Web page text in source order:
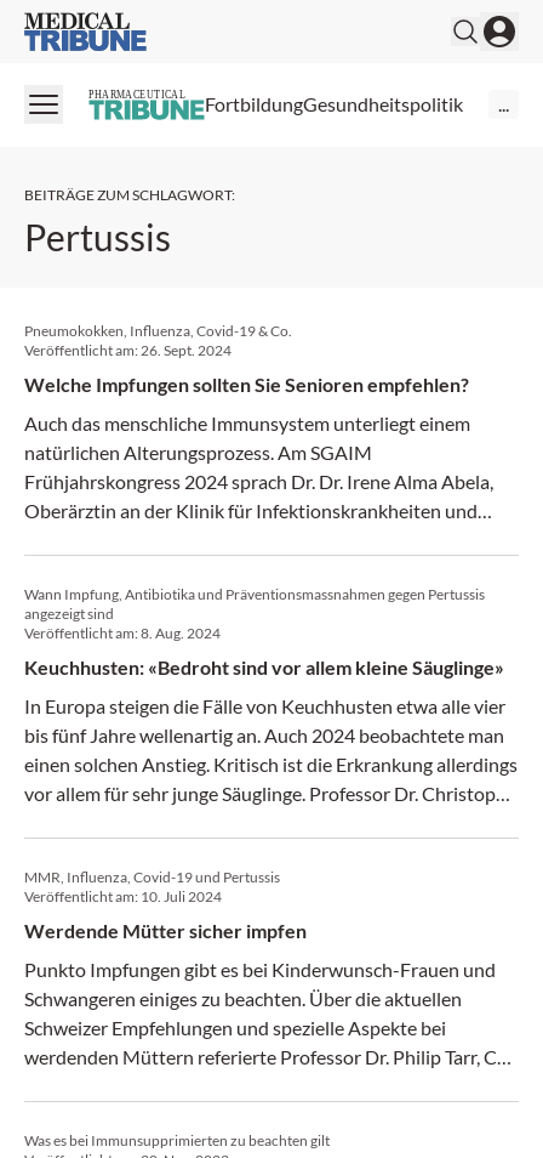
Medical Tribune
PHARMACEUTICAL FortbildungGesundheitspolitik ...
BEITRÄGE ZUM SCHLAGWORT:
Pertussis
Pneumokokken, Influenza, Covid-19 & Co.
Veröffentlicht am: 26. Sept. 2024
Welche Impfungen sollten Sie Senioren empfehlen?
Auch das menschliche Immunsystem unterliegt einem
natürlichen Alterungsprozess. Am SGAIM
Frühjahrskongress 2024 sprach Dr. Dr. Irene Alma Abela,
Oberärztin an der Klinik für Infektionskrankheiten und
älteren Personen mit Fokus auf dem Schweizerischen
Impfplan.
Wann Impfung, Antibiotika und Präventionsmassnahmen gegen Pertussis
angezeigt sind
Veröffentlicht am:8. Aug. 2024
Keuchhusten: «Bedroht sind vor allem kleine Säuglinge»
In Europa steigen die Fälle von Keuchhusten etwa alle vier
bis fünf Jahre wellenartig an. Auch 2024 beobachtete man
einen solchen Anstieg. Kritisch ist die Erkrankung allerdings
vor allem für sehr junge Säuglinge. Professor Dr. Christoph
MMR, Influenza, Covid-19 und Pertussis
Veröffentlicht am: 10. Juli 2024
Werdende Mütter sicher impfen
Punkto Impfungen gibt es bei Kinderwunsch-Frauen und
Schwangeren einiges zu beachten. Über die aktuellen
Schweizer Empfehlungen und spezielle Aspekte bei
werdenden Müttern referierte Professor Dr. Philip Tarr, Co-
Baselland, am FomF Gynäkologie Update Refresher.
Was es bei Immunsupprimierten zu beachten gilt